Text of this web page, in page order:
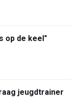
op de keel"
jeugdtrainer